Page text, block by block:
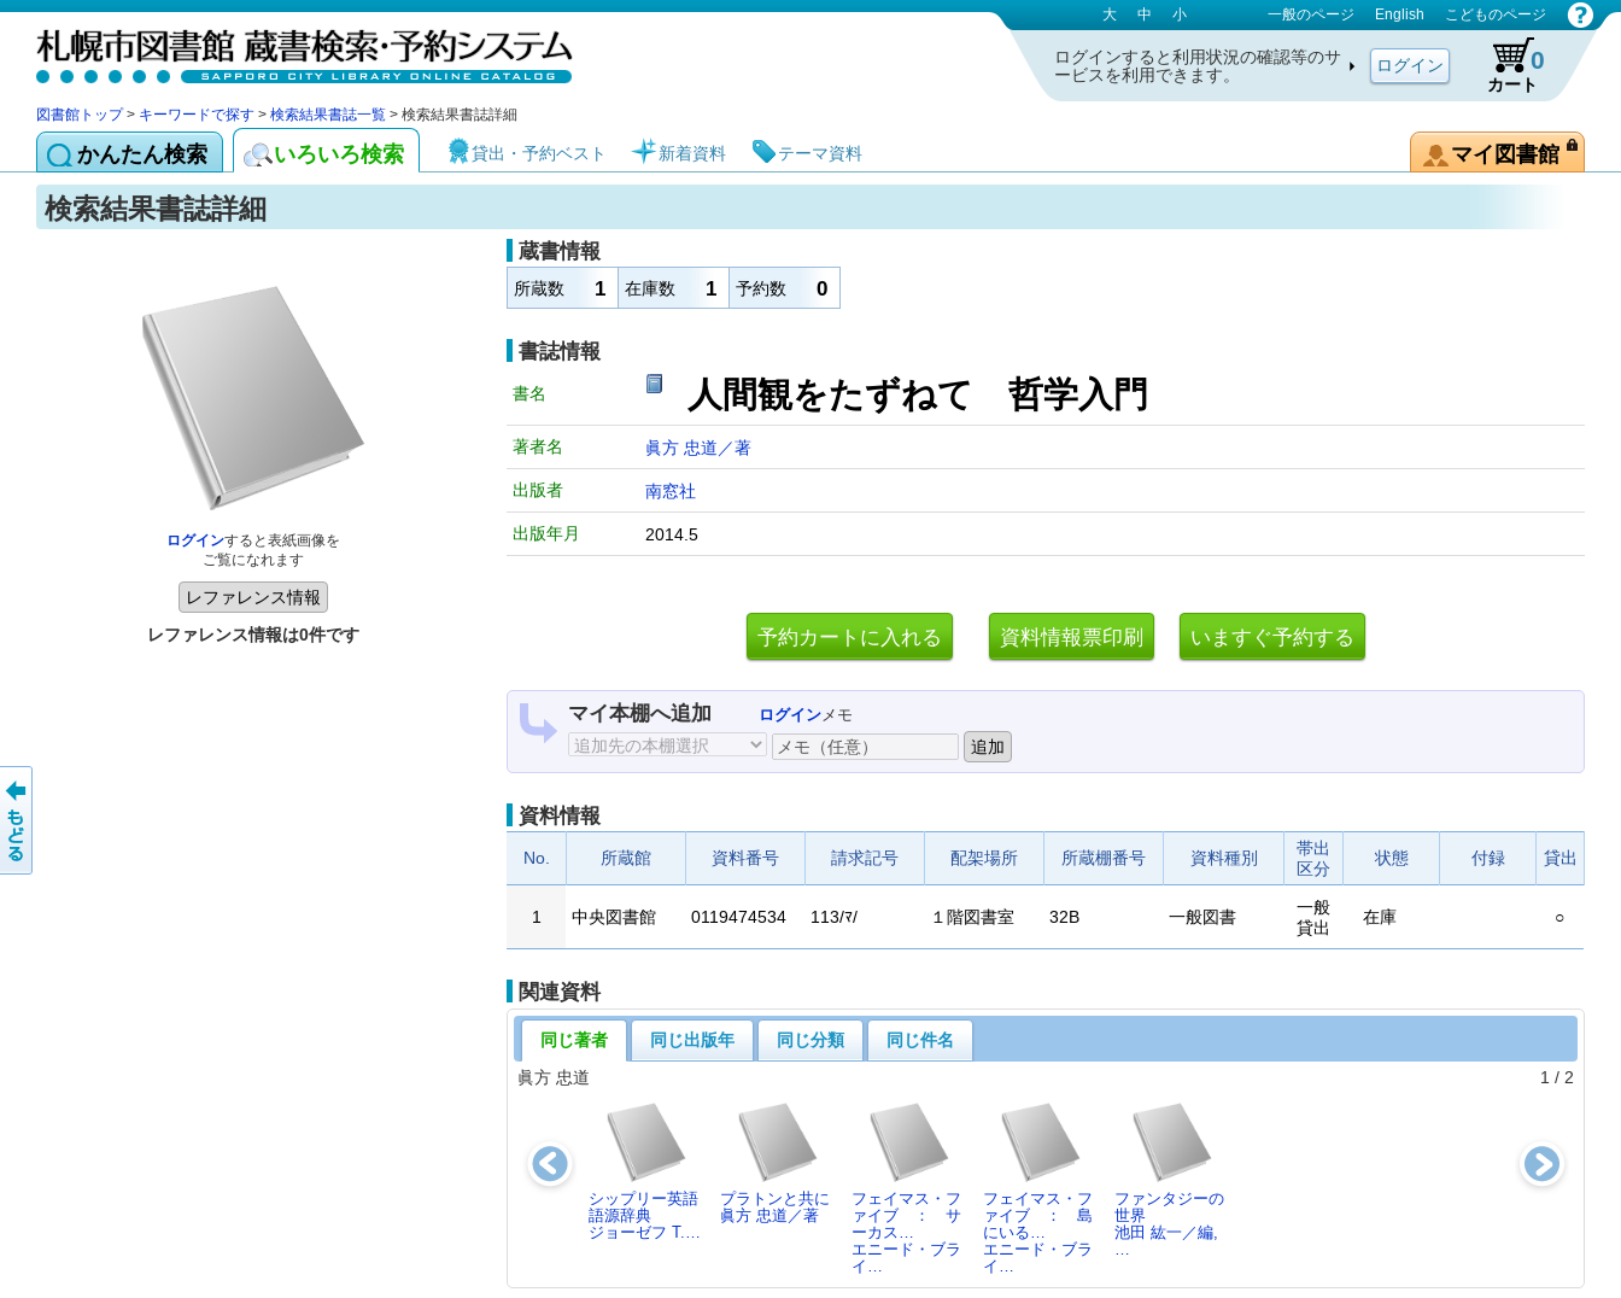
札幌市図書館 蔵書検索・予約システム 大 中 小 一般のページ English こどものページ
ログインすると利用状況の確認等のサ
ービスを利用できます。
カート
0
図書館トップ> キーワードで探す > 検索結果書誌一覧 > 検索結果書誌詳細
かんたん検索 いろいろ検索 貸出・予約ベスト 新着資料 テーマ資料 マイ図書館
検索結果書誌詳細
ログインすると表紙画像を
ご覧になれます
レファレンス情報は0件です
蔵書情報
所蔵数 1 在庫数 1 予約数 0
書誌情報
書名 人間観をたずねて 哲学入門
著者名 眞方 忠道／著
出版者 南窓社
出版年月 2014.5
マイ本棚へ追加 ログインメモ
資料情報
No. 所蔵館 資料番号 請求記号 配架場所 所蔵棚番号 資料種別
帯出
区分
状態 付録 貸出
1 中央図書館 0119474534 113/ﾏ/ １階図書室 32B 一般図書
一般
貸出
在庫 ○
関連資料
同じ著者 同じ出版年 同じ分類
同じ件名
眞方 忠道
1 / 2
シップリー英語
語源辞典
ジョーゼフ T.…
プラトンと共に
眞方 忠道／著
フェイマス・フ
ァイブ ： サ
ーカス…
エニード・ブラ
イ…
フェイマス・フ
ァイブ ： 島
にいる…
エニード・ブラ
イ…
ファンタジーの
世界
池田 紘一／編,
…